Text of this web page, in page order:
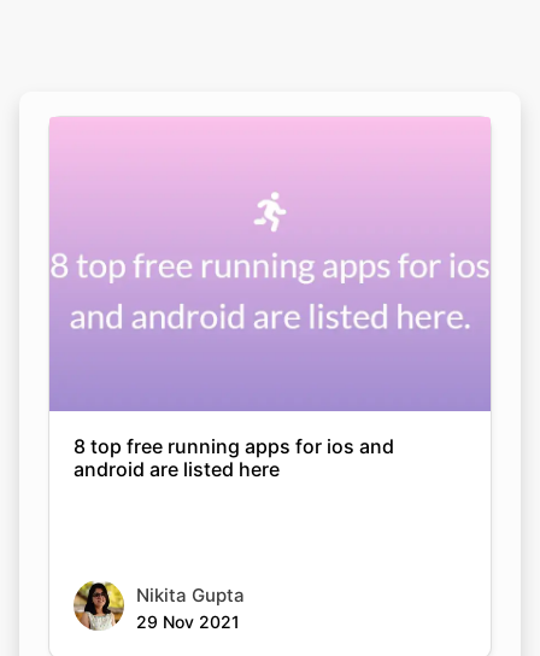
8 top free running apps for ios and
android are listed here
Nikita Gupta
29 Nov 2021